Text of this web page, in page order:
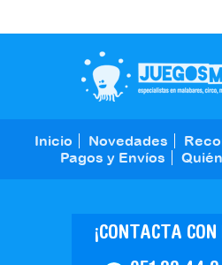
Inicio Novedades
Pagos y Envíos
¡CONTACTA